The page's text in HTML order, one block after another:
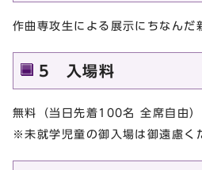
作曲専攻生による展示にちなんだ
5 入場料
無料（当日先着100名 全席自由）
※未就学児童の御入場は御遠慮く